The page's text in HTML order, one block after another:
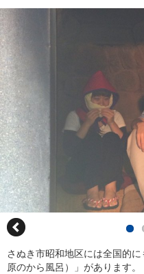
さぬき市昭和地区には全国的
原のから風呂）」があります。